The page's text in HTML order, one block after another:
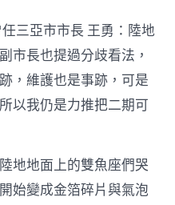
三亞市市長 王勇：陸地
市長也提過分歧看法，
，維護也是事跡，可是
以我仍是力推把二期可
地地面上的雙魚座們哭
始變成金箔碎片與氣泡